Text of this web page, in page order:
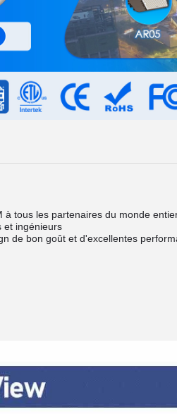
à tous les partenaires du monde
et ingénieurs
de bon goût et d'excellentes